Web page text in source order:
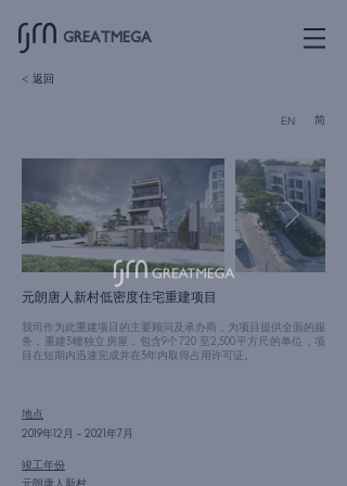
GREATMEGA
< 返回
EN 简
元朗唐人新村低密度住宅重建项目
我司作为此重建项目的主要顾问及承办商，为项目提供全面的服
务，重建3幢独立房屋，包含9个720 至2,500平方尺的单位，项
目在短期内迅速完成并在3年内取得占用许可证。
地点
2019年12月 – 2021年7月
竣工年份